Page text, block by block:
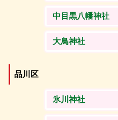
中目黒八幡神社
大鳥神社
品川区
氷川神社